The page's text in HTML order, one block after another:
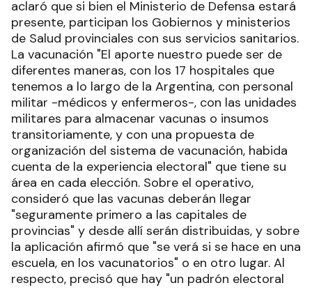
aclaró que si bien el Ministerio de Defensa estará
presente, participan los Gobiernos y ministerios
de Salud provinciales con sus servicios sanitarios.
La vacunación "El aporte nuestro puede ser de
diferentes maneras, con los 17 hospitales que
tenemos a lo largo de la Argentina, con personal
militar -médicos y enfermeros-, con las unidades
militares para almacenar vacunas o insumos
transitoriamente, y con una propuesta de
organización del sistema de vacunación, habida
cuenta de la experiencia electoral" que tiene su
área en cada elección. Sobre el operativo,
consideró que las vacunas deberán llegar
"seguramente primero a las capitales de
provincias" y desde allí serán distribuidas, y sobre
la aplicación afirmó que "se verá si se hace en una
escuela, en los vacunatorios" o en otro lugar. Al
respecto, precisó que hay "un padrón electoral